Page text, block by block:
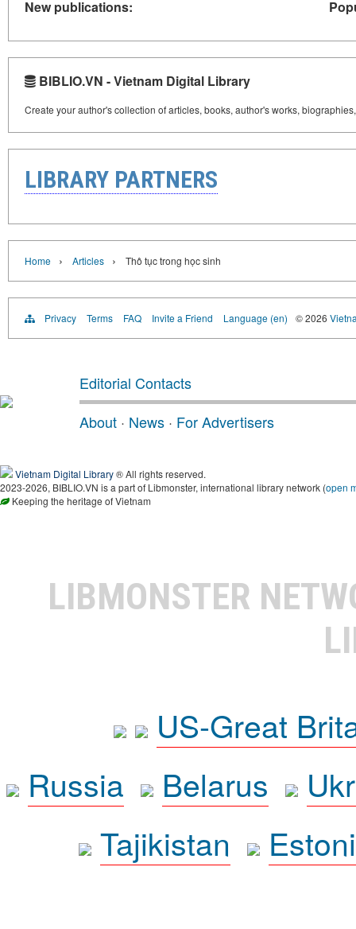
New publications:
BIBLIO.VN - Vietnam Digital Library
Create your author's collection of articles, books, author's works,
LIBRARY PARTNERS
Home › Articles › Thô tục trong học sinh
Privacy Terms FAQ Invite a Friend Language (en) © 2026
Editorial Contacts
About · News · For Advertisers
Vietnam Digital Library® All rights reserved.
2023-2026, BIBLIO.VN is a part of Libmonster, international library network (open
Keeping the heritage of Vietnam
LIBMONSTER
US-Great
Russia
Belarus
Tajikistan